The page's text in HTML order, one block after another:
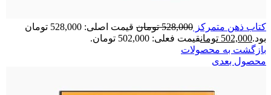
کتاب ذهن متمرکز 528,000 تومان
قیمت اصلی: 528,000 تومان
بود.502,000 تومانقیمت فعلی: 502,000 تومان.
بازگشت به محصولات
محصول بعدی